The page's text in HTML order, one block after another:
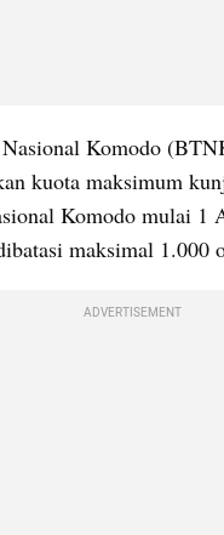
Komodo
kuota maksimum
Komodo mulai 1
maksimal 1.000
ADVERTISEMENT